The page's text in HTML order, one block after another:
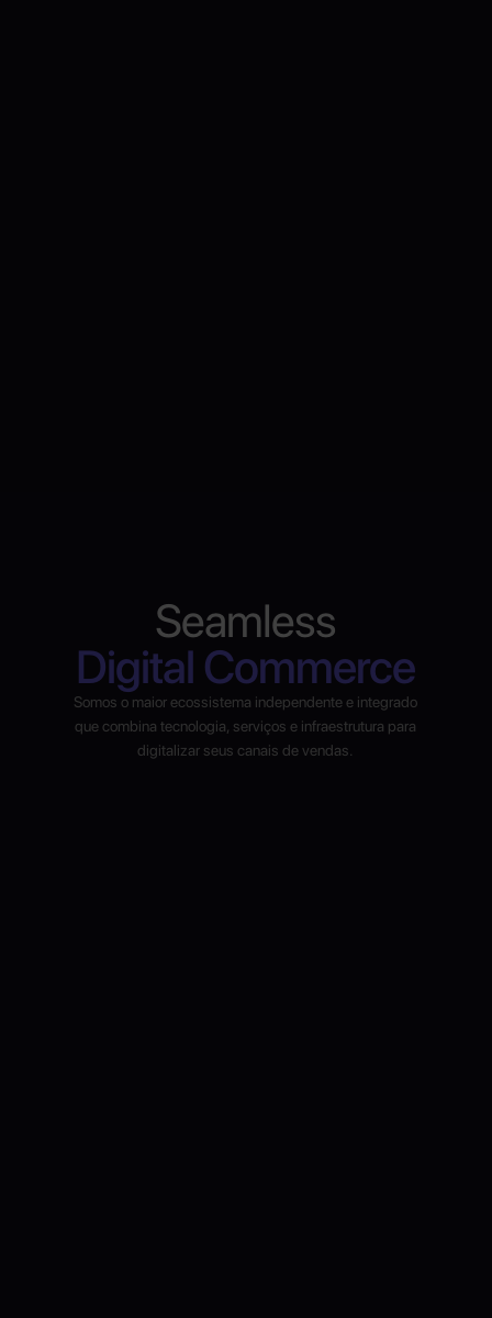
Seamless
Digital Commerce
Somos o maior ecossistema independente e integrado
que combina tecnologia, serviços e infraestrutura para
digitalizar seus canais de vendas.